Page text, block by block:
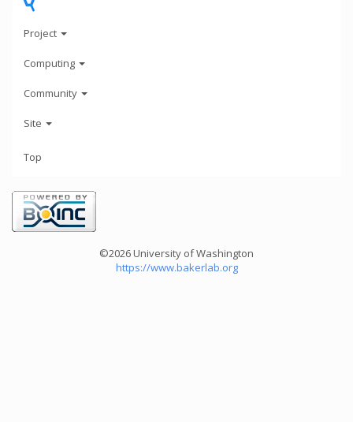
Project
Computing
Community
Site
Top
©2026 University of Washington
https://www.bakerlab.org